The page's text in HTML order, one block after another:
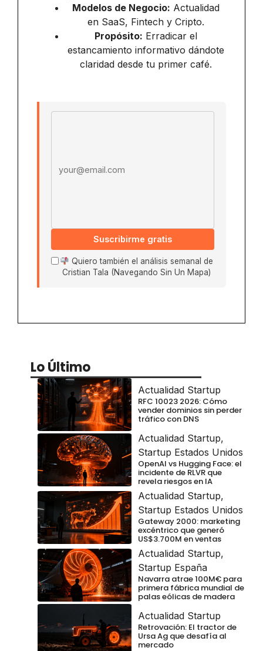
Modelos de Negocio: Actualidad
en SaaS, Fintech y Cripto.
Propósito: Erradicar el
estancamiento informativo dándote
claridad desde tu primer café.
Suscribirme gratis
Quiero también el análisis semanal de
Cristian Tala (Navegando Sin Un Mapa)
Lo Último
Actualidad Startup
RFC 10023 2026: Cómo
vender dominios sin perder
tráfico con DNS
Actualidad Startup,
Startup Estados Unidos
OpenAI vs Hugging Face: el
incidente de RLVR que
revela riesgos en IA
Actualidad Startup,
Startup Estados Unidos
Gateway 2000: marketing
excéntrico que generó
US$3.700M en ventas
Actualidad Startup,
Startup España
Navarra atrae 100M€ para
primera fábrica mundial de
palas eólicas de madera
Actualidad Startup
Retrovación: El tractor de
Ursa Ag que desafía al
mercado